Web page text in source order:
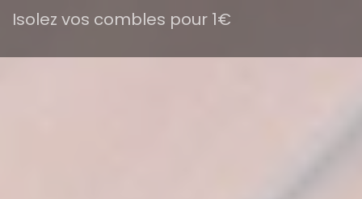
Isolez vos combles pour 1€